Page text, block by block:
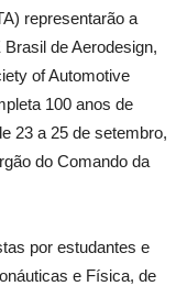
representarão a
de Aerodesign,
of Automotive
100 anos de
23 a 25 de setembro,
do Comando da
por estudantes e
e Física, de